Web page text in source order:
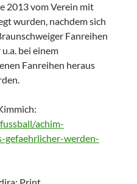
2013 vom Verein mit
wurden, nachdem sich
Fanreihen
bei einem
Fanreihen heraus
achim-
gefaehrlicher-werden-